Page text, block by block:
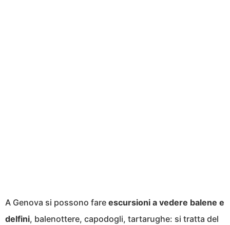
A Genova si possono fare escursioni a vedere balene e
delfini, balenottere, capodogli, tartarughe: si tratta del